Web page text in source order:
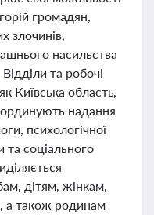
громадян,
злочинів,
насильства
та робочі
Київська область,
надання
психологічної
соціального
дітям, жінкам,
а також родинам